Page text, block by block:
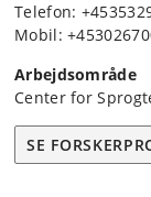
Telefon:
Mobil:
Arbejdsområde
Center for
SE